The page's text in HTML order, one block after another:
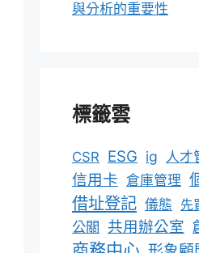
與分析的重要性
標籤雲
CSR ESG ig 人才
信用卡 倉庫管理
借址登記 儀態 先
公關 共用辦公室